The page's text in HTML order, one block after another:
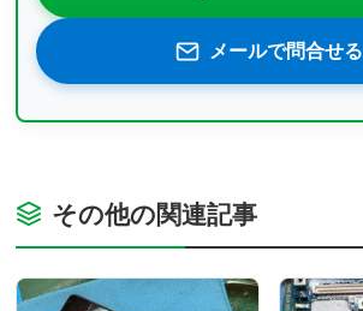
メールで問合せる
その他の関連記事